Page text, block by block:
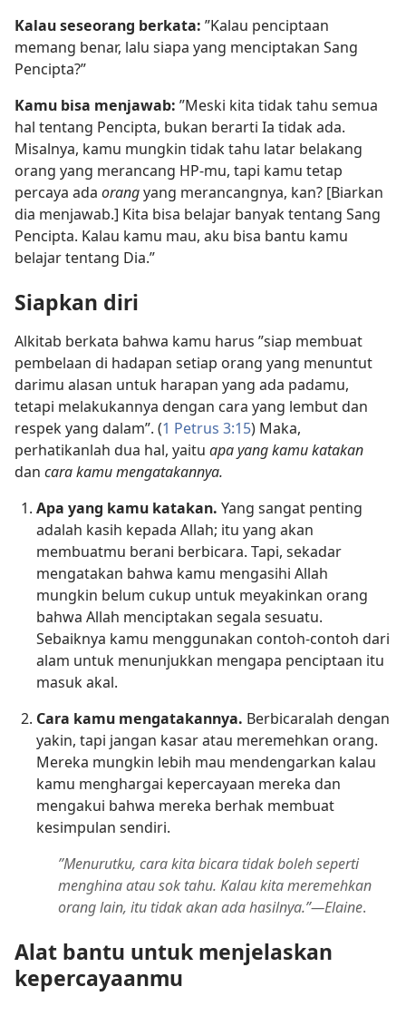
Kalau seseorang berkata: ”Kalau penciptaan
memang benar, lalu siapa yang menciptakan Sang
Pencipta?”
Kamu bisa menjawab: ”Meski kita tidak tahu semua
hal tentang Pencipta, bukan berarti Ia tidak ada.
Misalnya, kamu mungkin tidak tahu latar belakang
orang yang merancang HP-mu, tapi kamu tetap
percaya ada orangyang merancangnya, kan? [Biarkan
dia menjawab.] Kita bisa belajar banyak tentang Sang
Pencipta. Kalau kamu mau, aku bisa bantu kamu
belajar tentang Dia.”
Siapkan diri
Alkitab berkata bahwa kamu harus ”siap membuat
pembelaan di hadapan setiap orang yang menuntut
darimu alasan untuk harapan yang ada padamu,
tetapi melakukannya dengan cara yang lembut dan
respek yang dalam”. (1 Petrus 3:15) Maka,
perhatikanlah dua hal, yaitu apa yang kamu katakan
dan cara kamu mengatakannya.
Apa yang kamu katakan. Yang sangat penting
adalah kasih kepada Allah; itu yang akan
membuatmu berani berbicara. Tapi, sekadar
mengatakan bahwa kamu mengasihi Allah
mungkin belum cukup untuk meyakinkan orang
bahwa Allah menciptakan segala sesuatu.
Sebaiknya kamu menggunakan contoh-contoh dari
alam untuk menunjukkan mengapa penciptaan itu
masuk akal.
Cara kamu mengatakannya. Berbicaralah dengan
yakin, tapi jangan kasar atau meremehkan orang.
Mereka mungkin lebih mau mendengarkan kalau
kamu menghargai kepercayaan mereka dan
mengakui bahwa mereka berhak membuat
kesimpulan sendiri.
”Menurutku, cara kita bicara tidak boleh seperti
menghina atau sok tahu. Kalau kita meremehkan
orang lain, itu tidak akan ada hasilnya.”​—Elaine.
Alat bantu untuk menjelaskan
kepercayaanmu